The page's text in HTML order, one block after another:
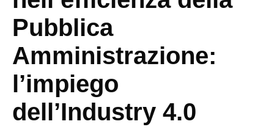
Pubblica
Amministrazione:
l’impiego
dell’Industry 4.0